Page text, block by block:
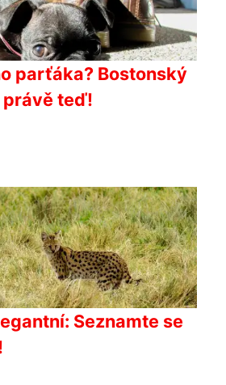
parťáka? Bostonský
teď!
Seznamte se